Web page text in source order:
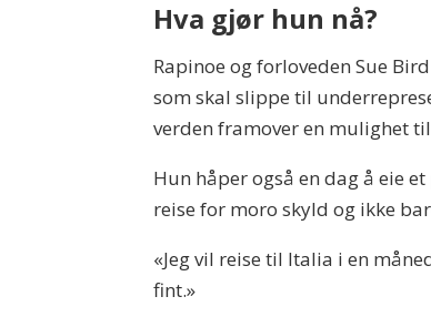
Hva gjør hun nå?
Rapinoe og forloveden Sue
som skal slippe til
verden framover en mulighet
Hun håper også en dag å eie
reise for moro skyld og ikke
«Jeg vil reise til Italia i en
fint.»